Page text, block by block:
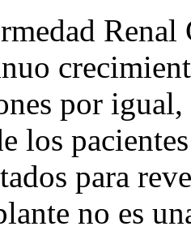
por
los
para
no es